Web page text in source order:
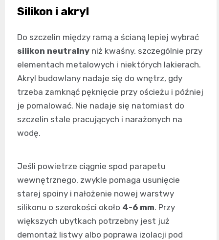
Silikon i akryl
Do szczelin między ramą a ścianą lepiej wybrać
silikon neutralny niż kwaśny, szczególnie przy
elementach metalowych i niektórych lakierach.
Akryl budowlany nadaje się do wnętrz, gdy
trzeba zamknąć pęknięcie przy ościeżu i później
je pomalować. Nie nadaje się natomiast do
szczelin stale pracujących i narażonych na
wodę.
Jeśli powietrze ciągnie spod parapetu
wewnętrznego, zwykle pomaga usunięcie
starej spoiny i nałożenie nowej warstwy
silikonu o szerokości około 4-6 mm. Przy
większych ubytkach potrzebny jest już
demontaż listwy albo poprawa izolacji pod